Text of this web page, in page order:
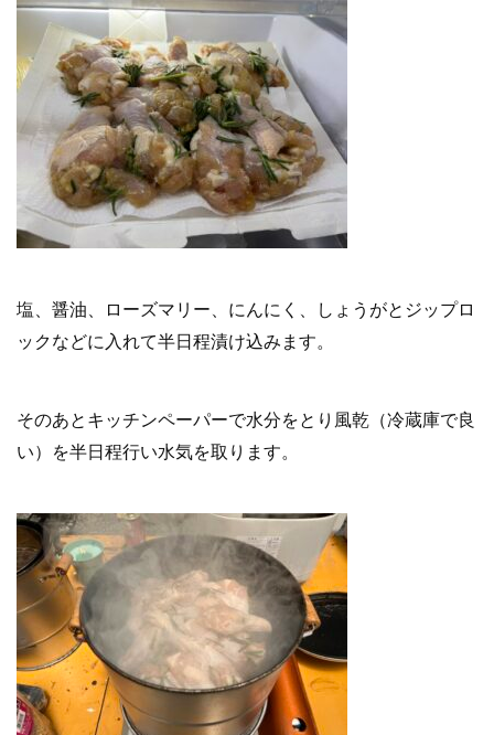
塩、醤油、ローズマリー、にんにく、しょうがとジップロ
ックなどに入れて半日程漬け込みます。
そのあとキッチンペーパーで水分をとり風乾（冷蔵庫で良
い）を半日程行い水気を取ります。